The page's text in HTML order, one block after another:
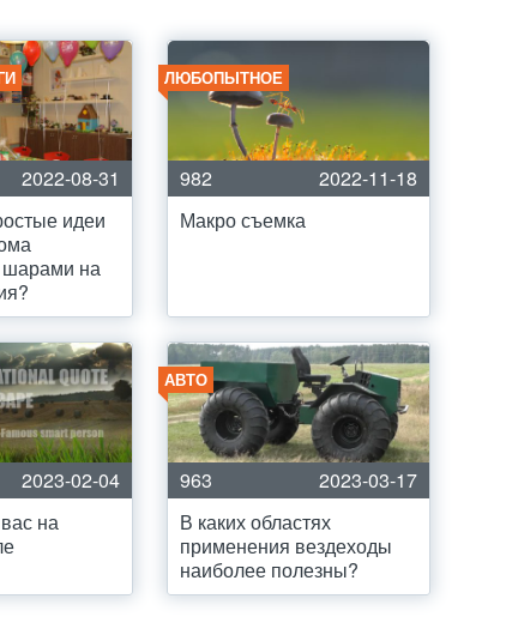
2022-08-31
идеи
на
ЛЮБОПЫТНОЕ
982
2022-11-18
Макро съемка
2023-02-04
на
АВТО
963
2023-03-17
В каких областях
применения вездеходы
наиболее полезны?